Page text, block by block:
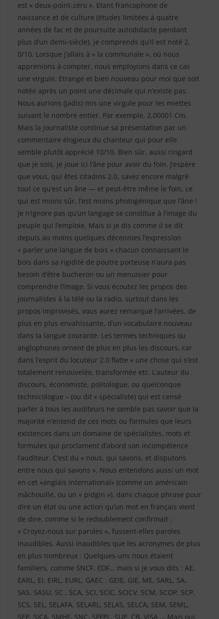
est « deux-point-zéro ». Etant francophone de
naissance et de culture (études limitées à quatre
années de fac et de poursuite autodidacte pendant
plus d’un demi-siècle), je comprends qu’il est noté 2,
0/10. Lorsque j’allais à « la communale », où nous
apprenions à compter, nous employions dans ce cas
une virgule. Etrange et bien nouveau pour moi que soit
notée après un point une décimale qui n’existe pas.
Nous aurions (jadis) mis une virgule pour les miettes
suivant le nombre entier. Par exemple, 2,00001 Cm.
Mais la journaliste continue sa présentation par un
commentaire élogieux du chanteur qui pour elle
semble plutôt apprécié 10/10. Bien sûr, aussi ringard
que je sois, je joue ici l’âne pour avoir du foin. J’espère
que vous, qui êtes citadins 2.0, savez encore malgré
tout ce qu’est un âne — et peut-être même le foin, ce
qui est moins sûr, l’est moins photogénique que l’âne !
Je n’ignore pas qu’un langage se constitue à l’image du
peuple qui l’emploie. Mais si je dis comme il se dit
depuis au moins quelques décennies l’expression
« parler une langue de bois » chacun connaissant le
bois dans sa rigidité de poutre porteuse n’aura pas
besoin d’être bucheron ou un menuisier pour
comprendre l’image. Si vous écoutez les propos des
journalistes à la télé ou la radio, surtout dans les
propos improvisés, vous aurez remarqué l’arrivées, de
plus en plus envahissante, d’un vocabulaire nouveau
dans la langue courante. Les termes techniques ou
anglophones ornent de plus en plus les discours, car
dans l’esprit du locuteur 2.0 flatte « une chose qui s’est
totalement renouvelée, transformée etc. L’auteur du
discours, économiste, politologue, ou quelconque
technicologue – (ou dit « spécialiste) qui est censé
parler à tous les auditeurs ne semble pas savoir que la
majorité n’entend de ces mots ou formules que leurs
existences dans un domaine de spécialistes, mots et
formules qui proclament d’abord son incompétence
l’auditeur. C’est du « nous, qui savons, et disputons
entre nous qui savons ». Nous entendons aussi un mot
en cet «anglais international» (comme un américain
mâchouillé, ou un « pidgin »), dans chaque phrase pour
dire un état ou une action qu’un mot en français vient
de dire, comme si le redoublement confirmait :
« Croyez-nous sur paroles », fussent-elles paroles
inaudibles. Aussi inaudibles que les acronymes de plus
en plus nombreux : Quelques-uns nous étaient
familiers, comme SNCF, EDF… mais si je vous dits : AE,
EARL, EI, EIRL, EURL, GAEC , GEIE, GIE, ME, SARL, SA,
SAS, SASU, SC , SCA, SCI, SCIC, SCICV, SCM, SCOP, SCP,
SCS, SEL, SELAFA, SELARL, SELAS, SELCA, SEM, SEML,
SEP, SICA, SMHF, SNC, SPFPL, SUP, CB, VISA … Mais oui,